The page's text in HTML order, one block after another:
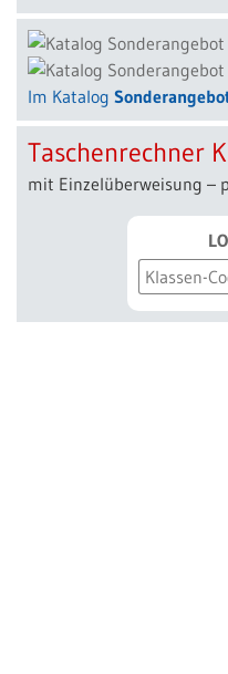
Im Katalog
Taschenrechner
mit Einzelüberweisung –